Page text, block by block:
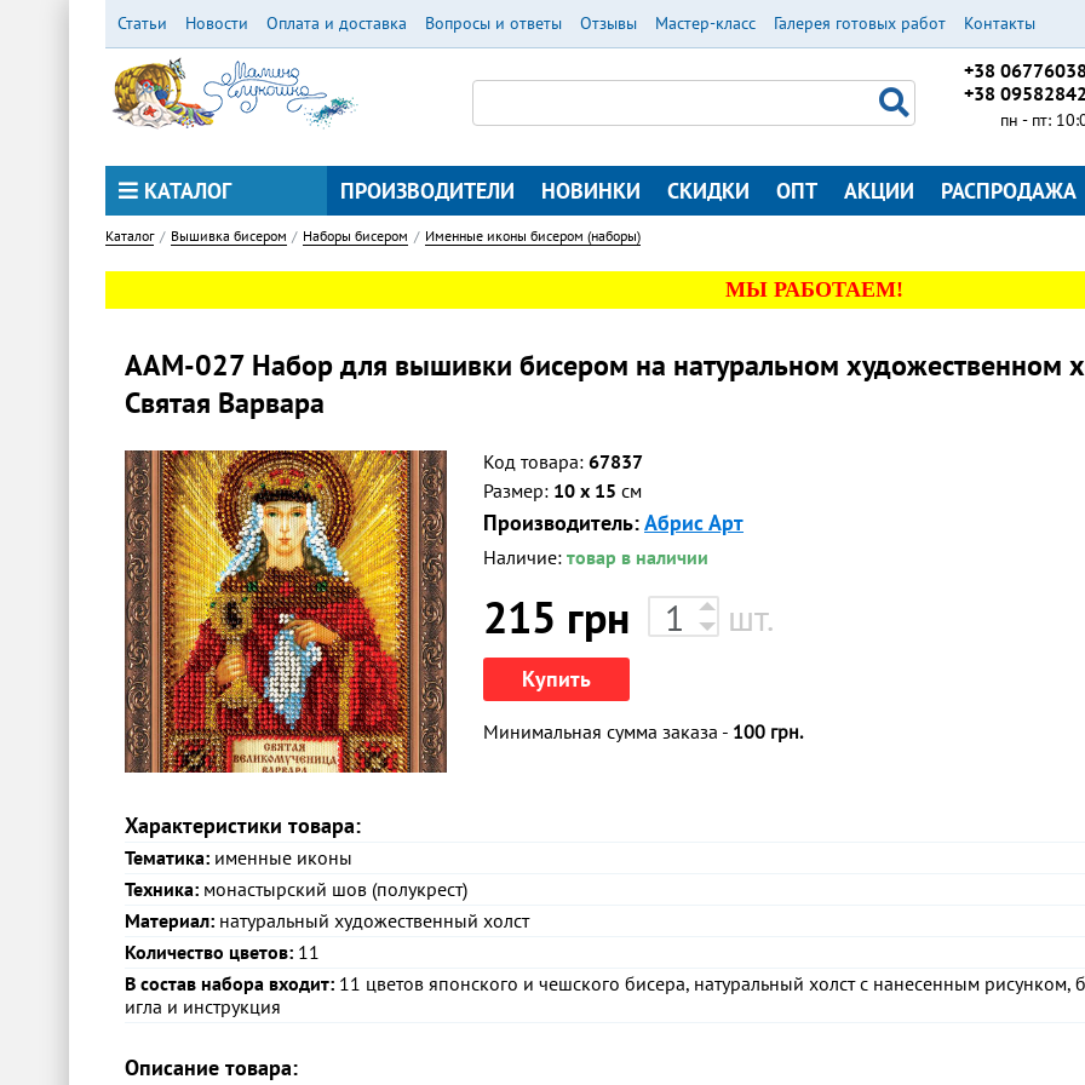
Статьи Новости Оплата и доставка Вопросы и ответы Отзывы Мастер-класс Галерея готовых работ Контакты
+38
+38
пн - пт:
КАТАЛОГ ПРОИЗВОДИТЕЛИ НОВИНКИ СКИДКИ ОПТ АКЦИИ РАСПРОДАЖА
Каталог Вышивка бисером Наборы бисером Именные иконы бисером (наборы)
МЫ РАБОТАЕМ!
ААМ-027 Набор для вышивки бисером на натуральном художественном
Святая Варвара
Код товара: 67837
Размер: 10 x 15 см
Производитель:Абрис Арт
Наличие: товар в наличии
215 грн шт.
Купить
Минимальная сумма заказа - 100 грн.
Характеристики товара:
Тематика: именные иконы
Техника: монастырский шов (полукрест)
Материал: натуральный художественный холст
Количество цветов: 11
В состав набора входит: 11 цветов японского и чешского бисера, натуральный холст с нанесенным рисунком,
игла и инструкция
Описание товара: